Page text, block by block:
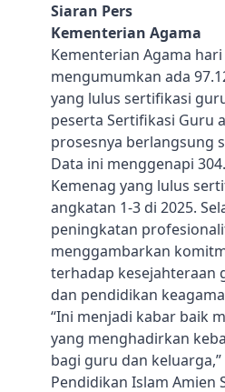
Siaran Pers
Kementerian Agama
Kementerian Agama
mengumumkan ada
yang lulus sertifikasi
peserta Sertifikasi Guru
prosesnya berlangsung
Data ini menggenapi
Kemenag yang lulus
angkatan 1-3 di 2025.
peningkatan
menggambarkan
terhadap kesejahteraan
dan pendidikan
“Ini menjadi kabar baik
yang menghadirkan
bagi guru dan
Pendidikan Islam Amien